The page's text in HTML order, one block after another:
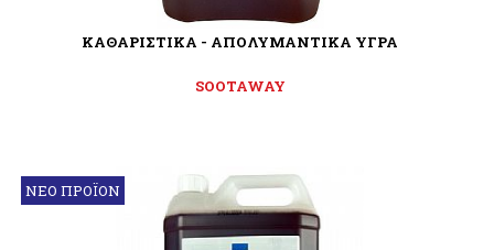
ΚΑΘΑΡΙΣΤΙΚΑ - ΑΠΟΛΥΜΑΝΤΙΚΑ ΥΓΡΑ
SOOTAWAY
ΝΕΟ ΠΡΟΪΟΝ